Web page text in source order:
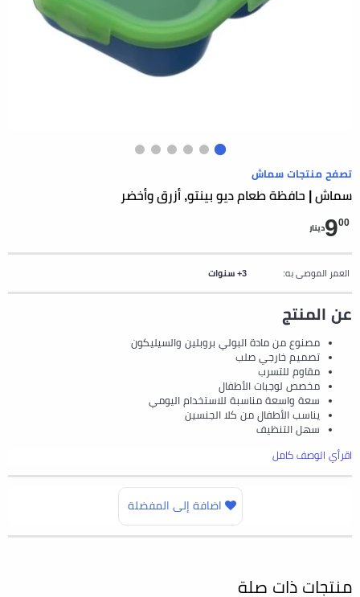
تصفح منتجات سماش
سماش | حافظة طعام ديو بينتو, أزرق وأخضر
900 دينار
العمر الموصى به: 3+ سنوات
عن المنتج
مصنوع من مادة البولي بروبلين والسيليكون
تصميم خارجي صلب
مقاوم للتسرب
مخصص لوجبات الأطفال
سعة واسعة مناسبة للاستخدام اليومي
يناسب الأطفال من كلا الجنسين
سهل التنظيف
اقرأي الوصف كامل
اضافة إلى المفضلة
منتجات ذات صلة